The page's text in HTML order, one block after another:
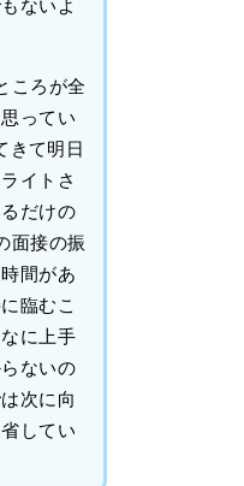
ころが全
ってい
きて明日
イトさ
だけの
面接の振
間があ
臨むこ
に上手
ないの
次に向
してい